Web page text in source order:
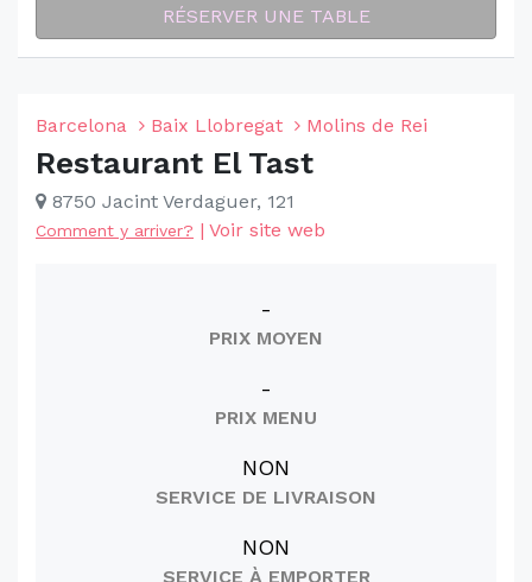
RÉSERVER UNE TABLE
Barcelona Baix Llobregat Molins de Rei
Restaurant El Tast
8750 Jacint Verdaguer, 121
Comment y arriver? | Voir site web
-
PRIX MOYEN
-
PRIX MENU
NON
SERVICE DE LIVRAISON
NON
SERVICE À EMPORTER